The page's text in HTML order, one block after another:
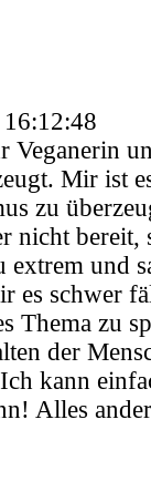
Veganerin
Mir ist
zu
nicht bereit,
und
es schwer
Thema zu
der
kann
Alles